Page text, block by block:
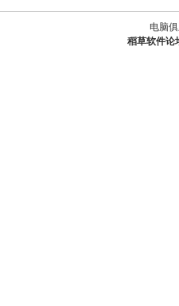
电脑
稻草软件论